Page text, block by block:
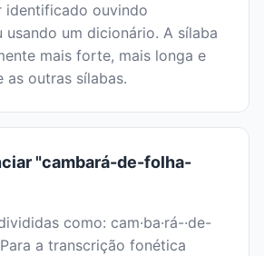
identificado ouvindo
usando um dicionário. A sílaba
mais forte, mais longa e
as outras sílabas.
"cambará-de-folha-
como: cam·ba·rá-·de-
Para a transcrição fonética